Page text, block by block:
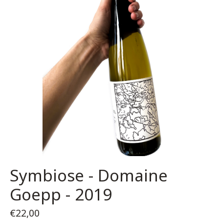
Symbiose - Domaine
Goepp - 2019
€22,00